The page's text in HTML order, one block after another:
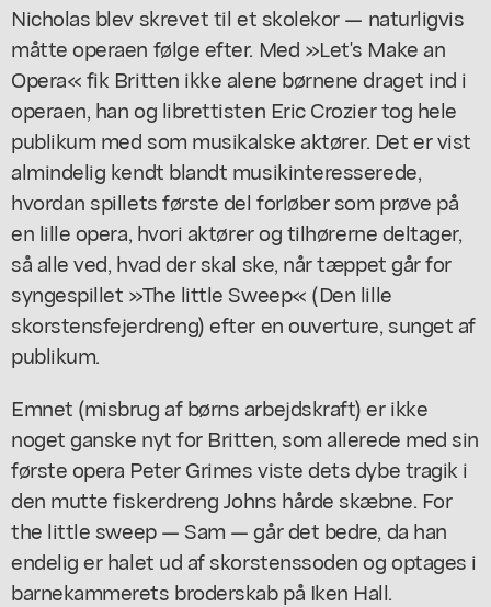
Nicholas blev skrevet til et skolekor — naturligvis
måtte operaen følge efter. Med »Let's Make an
Opera« fik Britten ikke alene børnene draget ind i
operaen, han og librettisten Eric Crozier tog hele
publikum med som musikalske aktører. Det er vist
almindelig kendt blandt musikinteresserede,
hvordan spillets første del forløber som prøve på
en lille opera, hvori aktører og tilhørerne deltager,
så alle ved, hvad der skal ske, når tæppet går for
syngespillet »The little Sweep« (Den lille
skorstensfejerdreng) efter en ouverture, sunget af
publikum.
Emnet (misbrug af børns arbejdskraft) er ikke
noget ganske nyt for Britten, som allerede med sin
første opera Peter Grimes viste dets dybe tragik i
den mutte fiskerdreng Johns hårde skæbne. For
the little sweep — Sam — går det bedre, da han
endelig er halet ud af skorstenssoden og optages i
barnekammerets broderskab på Iken Hall.